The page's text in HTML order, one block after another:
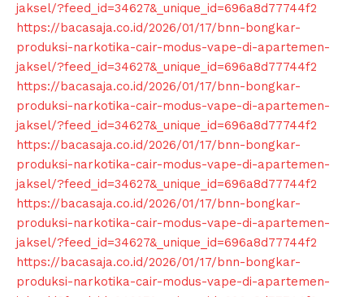
SUBSCRIBE NOW
jaksel/?feed_id=34627&_unique_id=696a8d77744f2
https://bacasaja.co.id/2026/01/17/bnn-bongkar-
produksi-narkotika-cair-modus-vape-di-apartemen-
jaksel/?feed_id=34627&_unique_id=696a8d77744f2
https://bacasaja.co.id/2026/01/17/bnn-bongkar-
produksi-narkotika-cair-modus-vape-di-apartemen-
jaksel/?feed_id=34627&_unique_id=696a8d77744f2
https://bacasaja.co.id/2026/01/17/bnn-bongkar-
produksi-narkotika-cair-modus-vape-di-apartemen-
jaksel/?feed_id=34627&_unique_id=696a8d77744f2
https://bacasaja.co.id/2026/01/17/bnn-bongkar-
produksi-narkotika-cair-modus-vape-di-apartemen-
jaksel/?feed_id=34627&_unique_id=696a8d77744f2
https://bacasaja.co.id/2026/01/17/bnn-bongkar-
produksi-narkotika-cair-modus-vape-di-apartemen-